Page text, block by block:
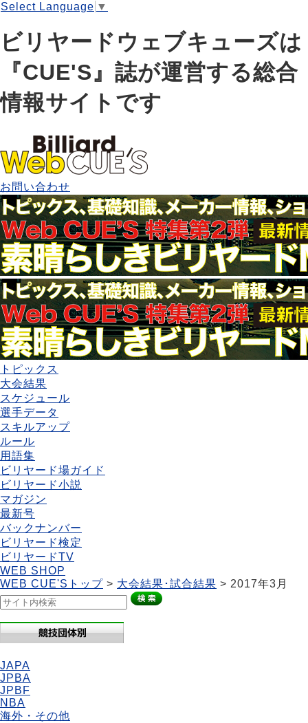
Select Language ▼
ビリヤードウェブキューズは
『CUE'S』誌が運営する総合
情報サイトです
お問い合わせ
トピックス
大会結果
スケジュール
選手データ
スキルアップ
ルール
用語集
ビリヤード場ガイド
ビリヤード小説
マガジン
最新号
バックナンバー
ビリヤード検定
ビリヤードTV
WEB SHOP
WEB CUE'Sトップ > 大会結果･試合結果 > 2017年3月
JAPA
JPBA
JPBF
NBA
海外・その他